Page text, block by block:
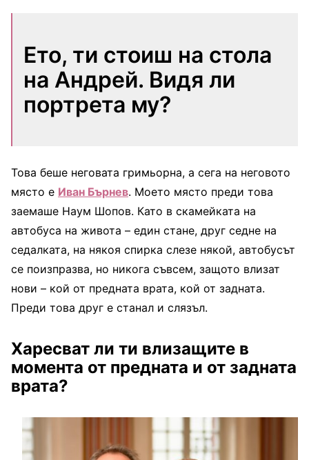
Ето, ти стоиш на стола
на Андрей. Видя ли
портрета му?
Това беше неговата гримьорна, а сега на неговото
място е Иван Бърнев. Моето място преди това
заемаше Наум Шопов. Като в скамейката на
автобуса на живота – един стане, друг седне на
седалката, на някоя спирка слезе някой, автобусът
се поизпразва, но никога съвсем, защото влизат
нови – кой от предната врата, кой от задната.
Преди това друг е станал и слязъл.
Харесват ли ти влизащите в
момента от предната и от задната
врата?